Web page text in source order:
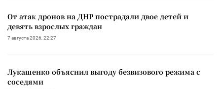
От атак дронов на ДНР пострадали двое детей и
девять взрослых граждан
7 августа 2026, 22:27
Лукашенко объяснил выгоду безвизового режима с
соседями